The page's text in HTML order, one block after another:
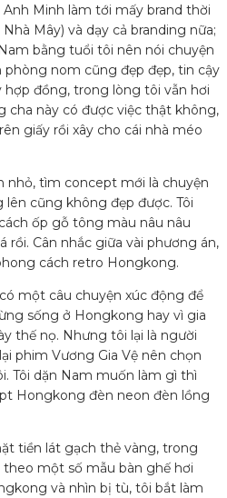
Minh làm tới mấy brand thời
Mây) và dạy cả branding nữa;
bằng tuổi tôi nên nói chuyện
phòng nom cũng đẹp đẹp, tin cậy
đồng, trong lòng tôi vẫn hơi
cha này có được việc thật không,
giấy rồi xây cho cái nhà méo
nhỏ, tìm concept mới là chuyện
cũng không đẹp được. Tôi
ốp gỗ tông màu nâu nâu
rồi. Cân nhắc giữa vài phương án,
cách retro Hongkong.
một câu chuyện xúc động để
sống ở Hongkong hay vì gia
thế nọ. Nhưng tôi lại là người
phim Vương Gia Vệ nên chọn
Tôi dặn Nam muốn làm gì thì
Hongkong đèn neon đèn lồng
tiền lát gạch thẻ vàng, trong
một số mẫu bàn ghế hơi
và nhìn bị tù, tôi bắt làm